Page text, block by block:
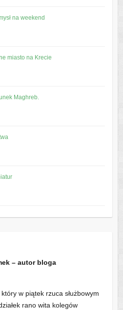
na weekend
miasto na Krecie
Maghreb.
– autor bloga
w piątek rzuca służbowym
rano wita kolegów